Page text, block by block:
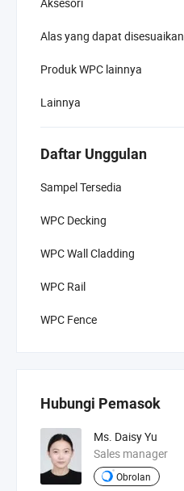
Alas yang dapat disesuaikan
Produk WPC lainnya
Lainnya
Daftar Unggulan
Sampel Tersedia
WPC Decking
WPC Wall Cladding
WPC Rail
WPC Fence
Hubungi Pemasok
Ms. Daisy Yu
Sales manager
Obrolan